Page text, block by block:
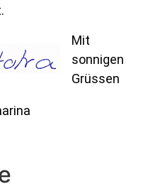
Mit
sonnigen
Grüssen